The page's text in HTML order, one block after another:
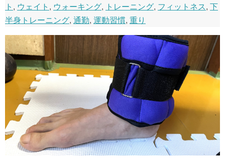
ト , ウェイト , ウォーキング, トレーニング, フィットネス,
下
半身トレーニング, 通勤, 運動習慣, 重り